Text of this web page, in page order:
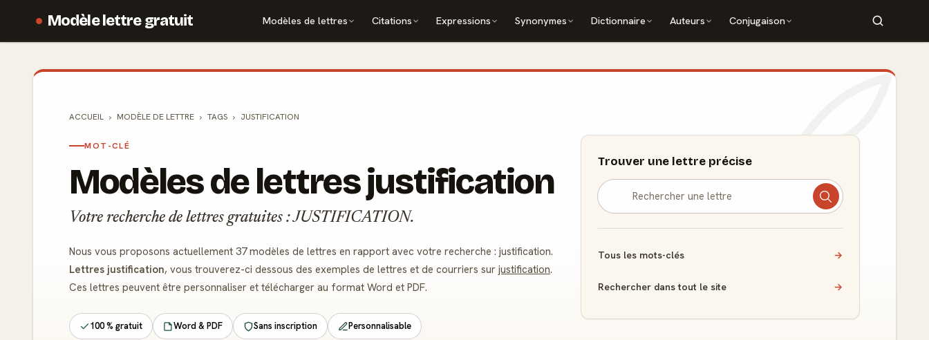
Modèle lettre gratuit Modèles de lettres Citations Expressions Synonymes Dictionnaire Auteurs Conjugaison
ACCUEIL MODÈLE DE LETTRE TAGS JUSTIFICATION
MOT-CLÉ
Modèles de lettres justification
Votre recherche de lettres gratuites : JUSTIFICATION.
Nous vous proposons actuellement 37 modèles de lettres en rapport avec votre recherche : justification.
Lettres justification, vous trouverez-ci dessous des exemples de lettres et de courriers sur justification.
Ces lettres peuvent être personnaliser et télécharger au format Word et PDF.
100 % gratuit Word & PDF Sans inscription Personnalisable
Trouver une lettre précise
Tous les mots-clés →
Rechercher dans tout le site →